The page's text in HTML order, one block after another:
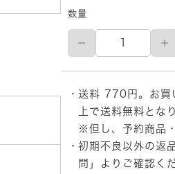
数量
理
ビ
タ
ン
リ
ケ
ン
の
ノ
送料 770円。お買
上で送料無料とな
※但し、予約商品
初期不良以外の返
問」
よりご確認く